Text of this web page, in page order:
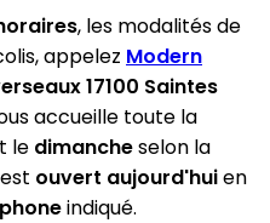
, les modalités de
appelez Modern
17100 Saintes
accueille toute la
le dimancheselon la
ouvert aujourd'huien
indiqué.